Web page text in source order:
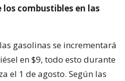
combustibles en las
gasolinas se incrementará
en $9, todo esto durante
el 1 de agosto. Según las